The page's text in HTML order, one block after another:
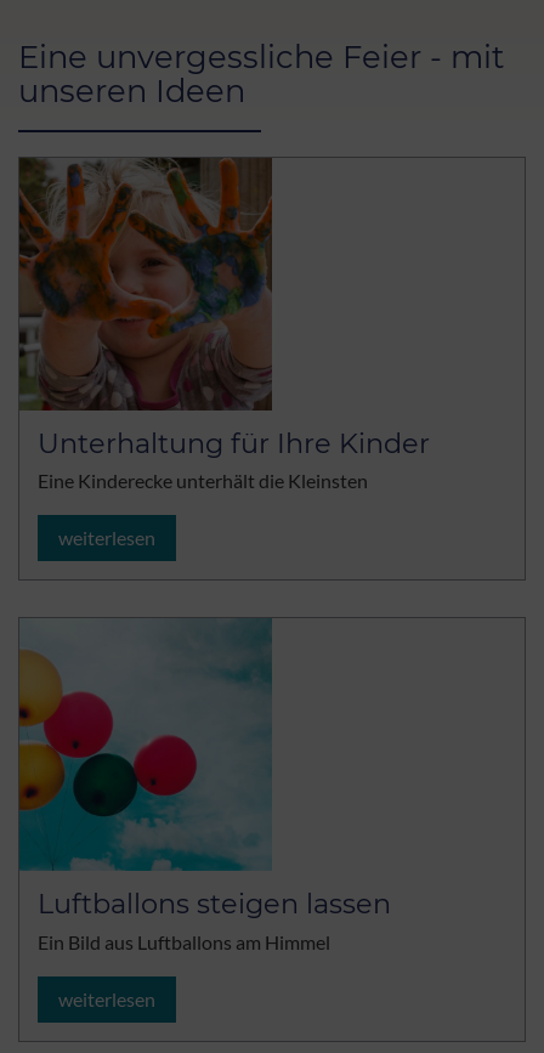
Eine unvergessliche Feier - mit
unseren Ideen
Unterhaltung für Ihre Kinder
Eine Kinderecke unterhält die Kleinsten
weiterlesen
Luftballons steigen lassen
Ein Bild aus Luftballons am Himmel
weiterlesen